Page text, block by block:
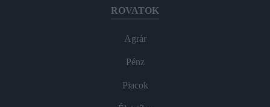
ROVATOK
Agrár
Pénz
Piacok